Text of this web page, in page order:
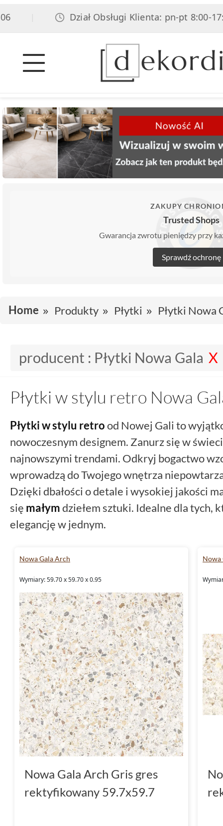
Dział Obsługi Klienta: pn-pt 8:00-
ZAKUPY
Trusted Shops
Gwarancja zwrotu pieniędzy przy
Sprawdź ochronę
Home Produkty Płytki Płytki Nowa
producent : Płytki Nowa Gala
Płytki w stylu retro Nowa
Płytki w stylu retrood Nowej Gali to
nowoczesnym designem. Zanurz się w
najnowszymi trendami. Odkryj bogactwo
wprowadzą do Twojego wnętrza
Dzięki dbałości o detale i wysokiej jakości
się małymdziełem sztuki. Idealne dla tych,
elegancję w jednym.
Nowa Gala Arch
Wymiary: 59.70 x 59.70 x 0.95
Nowa Gala Arch Gris gres
rektyfikowany 59.7x59.7
Nowa